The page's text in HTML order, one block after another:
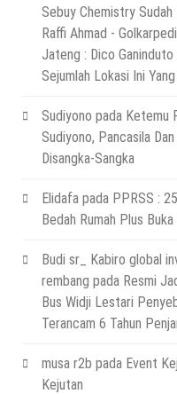
Sebuy Chemistry Sudah
Raffi Ahmad -
Jateng : Dico Ganinduto
Sejumlah Lokasi Ini
Sudiyono pada Ketemu
Sudiyono, Pancasila
Disangka-Sangka
Elidafa pada PPRSS :
Bedah Rumah Plus Buka
Budi sr_ Kabiro global
rembang pada Resmi
Bus Widji Lestari
Terancam 6 Tahun
musa r2b pada Event
Kejutan